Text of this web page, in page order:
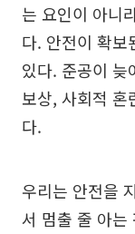
는 요인이 아니
다. 안전이 확보
있다. 준공이 늦
보상, 사회적 혼
다.
우리는 안전을
서 멈출 줄 아는